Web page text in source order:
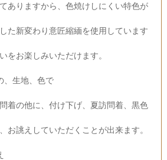
ありますから、色焼けしにくい特色が
た新変わり意匠縮緬を使用しています
をお楽しみいただけます。
、生地、色で
着の他に、付け下げ、夏訪問着、黒色
お誂えしていただくことが出来ます。